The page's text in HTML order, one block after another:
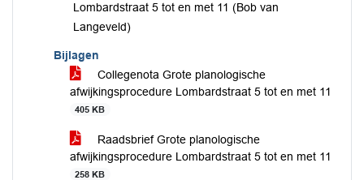
Lombardstraat 5 tot en met 11 (Bob van
Langeveld)
Bijlagen
Collegenota Grote planologische
afwijkingsprocedure Lombardstraat 5 tot en met 11
405 KB
Raadsbrief Grote planologische
afwijkingsprocedure Lombardstraat 5 tot en met 11
258 KB